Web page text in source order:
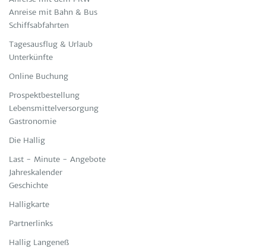
Anreise mit Bahn & Bus
Schiffsabfahrten
Tagesausflug & Urlaub
Unterkünfte
Online Buchung
Prospektbestellung
Lebensmittelversorgung
Gastronomie
Die Hallig
Last - Minute - Angebote
Jahreskalender
Geschichte
Halligkarte
Partnerlinks
Hallig Langeneß